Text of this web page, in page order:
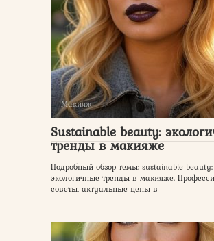
Макияж
Sustainable beauty:
тренды в макияже
Подробный обзор темы: sustainable beauty:
экологичные тренды в макияже.
советы, актуальные цены в